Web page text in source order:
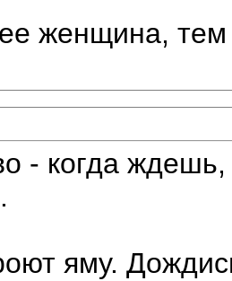
женщина,
- когда ждешь,
яму.